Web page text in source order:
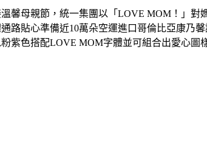
馨母親節，統一集團以「 LOVE MOM ！」對
路貼心準備近10萬朵空運進口哥倫比亞康乃
紫色搭配LOVE MOM字體並可組合出愛心圖